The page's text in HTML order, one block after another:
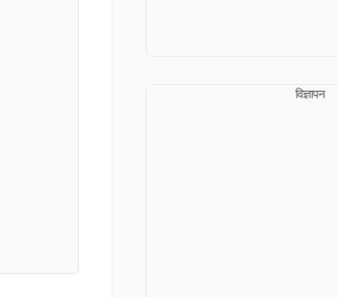
विज्ञापन